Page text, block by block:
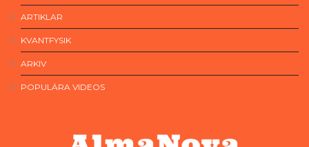
ARTIKLAR
KVANTFYSIK
ARKIV
POPULÄRA VIDEOS